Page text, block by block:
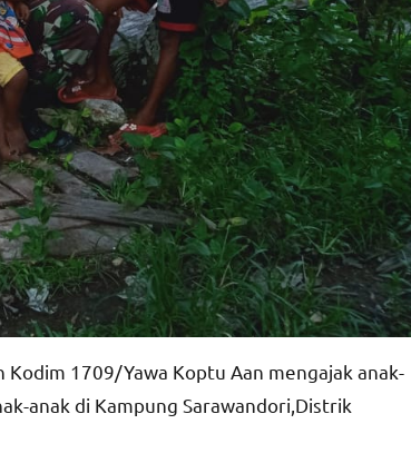
1709/Yawa Koptu Aan mengajak anak-
anak di Kampung Sarawandori,Distrik